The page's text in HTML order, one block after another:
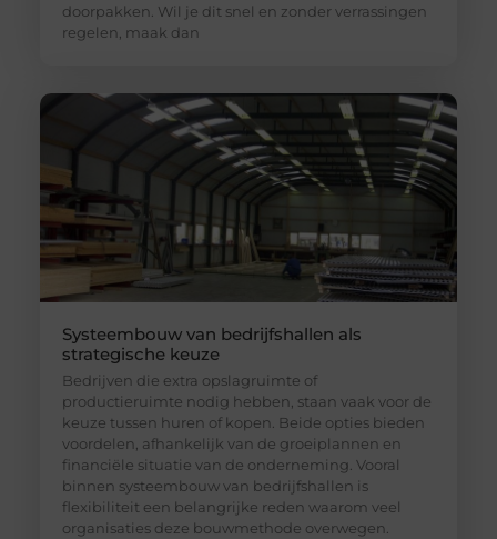
doorpakken. Wil je dit snel en zonder verrassingen
regelen, maak dan
Systeembouw van bedrijfshallen als
strategische keuze
Bedrijven die extra opslagruimte of
productieruimte nodig hebben, staan vaak voor de
keuze tussen huren of kopen. Beide opties bieden
voordelen, afhankelijk van de groeiplannen en
financiële situatie van de onderneming. Vooral
binnen systeembouw van bedrijfshallen is
flexibiliteit een belangrijke reden waarom veel
organisaties deze bouwmethode overwegen.